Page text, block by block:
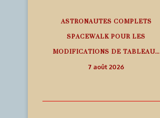
ASTRONAUTES COMPLETS
SPACEWALK POUR LES
MODIFICATIONS DE TABLEAU...
7 août 2026